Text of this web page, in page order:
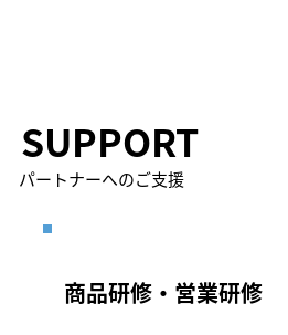
​SUPPORT
​パートナーへのご支援
​商品研修・営業研修